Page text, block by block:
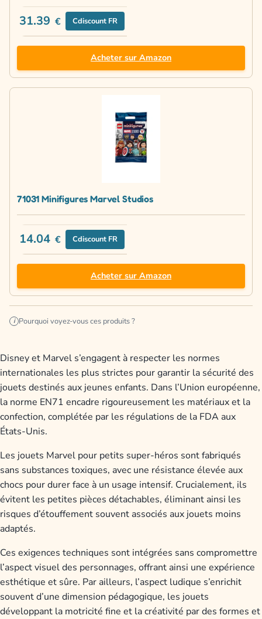
31.39 € Cdiscount FR
Acheter sur Amazon
71031 Minifigures Marvel Studios
14.04 € Cdiscount FR
Acheter sur Amazon
i Pourquoi voyez-vous ces produits ?
Disney et Marvel s’engagent à respecter les normes
internationales les plus strictes pour garantir la sécurité des
jouets destinés aux jeunes enfants. Dans l’Union européenne,
la norme EN71 encadre rigoureusement les matériaux et la
confection, complétée par les régulations de la FDA aux
États-Unis.
Les jouets Marvel pour petits super-héros sont fabriqués
sans substances toxiques, avec une résistance élevée aux
chocs pour durer face à un usage intensif. Crucialement, ils
évitent les petites pièces détachables, éliminant ainsi les
risques d’étouffement souvent associés aux jouets moins
adaptés.
Ces exigences techniques sont intégrées sans compromettre
l’aspect visuel des personnages, offrant ainsi une expérience
esthétique et sûre. Par ailleurs, l’aspect ludique s’enrichit
souvent d’une dimension pédagogique, les jouets
développant la motricité fine et la créativité par des formes et